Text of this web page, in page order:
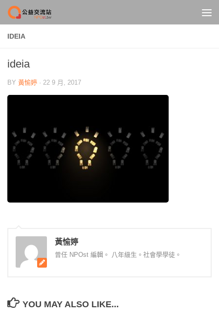
Skip to content
IDEIA
ideia
BY 黃愉婷 · 22 9 月, 2017
黃愉婷
曾任 NPOst 編輯。 八年級生。社會學學徒。
YOU MAY ALSO LIKE...